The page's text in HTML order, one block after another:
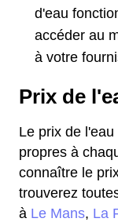
d'eau
accéder au
à votre
Prix de
Le prix de
propres à
connaître le
trouverez
à Le Mans, La